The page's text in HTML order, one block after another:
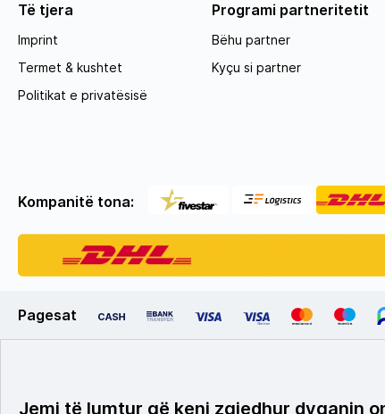
Të tjera
Imprint
Termet & kushtet
Politikat e privatësisë
Programi partneritetit
Bëhu partner
Kyçu si partner
Kompanitë tona:
Pagesat
Jemi të lumtur që keni zgjedhur dyqanin